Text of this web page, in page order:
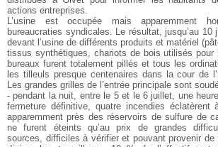
actions entreprises.
L’usine est occupée mais apparemment
bureaucraties syndicales. Le résultat, jusqu’au
devant l’usine de différents produits et matériel
tissus synthétiques, chariots de bois utilisés pour
bureaux furent totalement pillés et tous les
les tilleuls presque centenaires dans la cour de
Les grandes grilles de l’entrée principale sont
- pendant la nuit, entre le 5 et le 6 juillet, une
fermeture définitive, quatre incendies éclatèrent
apparemment près des réservoirs de sulfure de
ne furent éteints qu’au prix de grandes
sources, difficiles à vérifier et pouvant provenir de